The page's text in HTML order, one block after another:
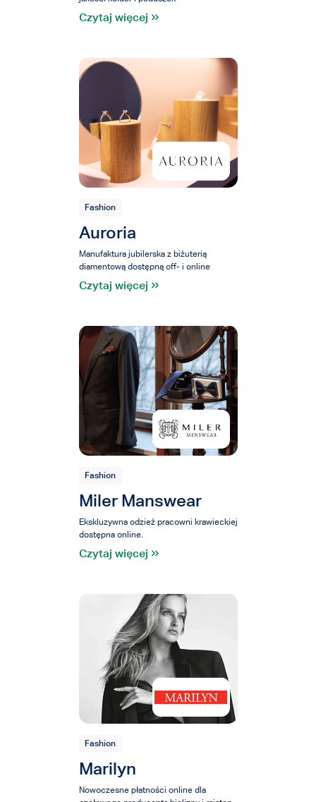
Czytaj więcej
Fashion
Auroria
Manufaktura jubilerska z biżuterią
diamentową dostępną off- i online
Czytaj więcej
Fashion
Miler Manswear
Ekskluzywna odzież pracowni krawieckiej
dostępna online.
Czytaj więcej
Fashion
Marilyn
Nowoczesne płatności online dla